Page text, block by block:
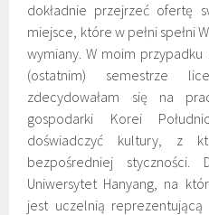
dokładnie przejrzeć ofertę
miejsce, które w pełni spełni
wymiany. W moim przypadku
(ostatnim) semestrze
zdecydowałam się na
gospodarki Korei
doświadczyć kultury, z
bezpośredniej styczności.
Uniwersytet Hanyang, na
jest uczelnią